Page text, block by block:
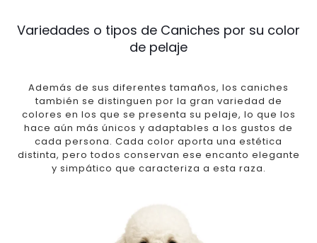
Variedades o tipos de Caniches por su color
de pelaje
Además de sus diferentes tamaños, los caniches
también se distinguen por la gran variedad de
colores en los que se presenta su pelaje, lo que los
hace aún más únicos y adaptables a los gustos de
cada persona. Cada color aporta una estética
distinta, pero todos conservan ese encanto elegante
y simpático que caracteriza a esta raza.